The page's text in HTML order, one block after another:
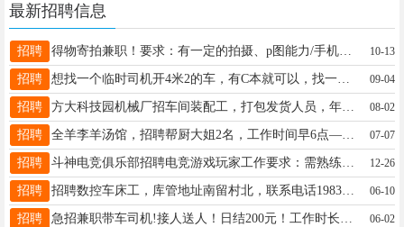
最新招聘信息
招聘 得物寄拍兼职！要求：有一定的拍摄、p图能力/手机即可/平时爱拍照/年满18周岁，男女不限/薪资：一单收益50~100不等，每天可接单5~10单起/要求长期兼职，无需坐班，会拍摄照片，能简单处理图片即可！联系：13373397072 10-13
招聘 想找一个临时司机开4米2的车，有C本就可以，找一个开车稳当的，家在宁晋县城，或者河渠附近都可以，联系电话，15133286715 09-04
招聘 方大科技园机械厂招车间装配工，打包发货人员，年龄是25-45岁，能长期工作的，薪资待遇面议联系电话18831929696 08-02
招聘 全羊李羊汤馆，招聘帮厨大姐2名，工作时间早6点——下午2点，简单轻松活不累，电话：16603199068（微信同步） 07-07
招聘 12-26
招聘 招聘数控车床工，库管地址南留村北，联系电话19831973000。 06-10
招聘 06-02